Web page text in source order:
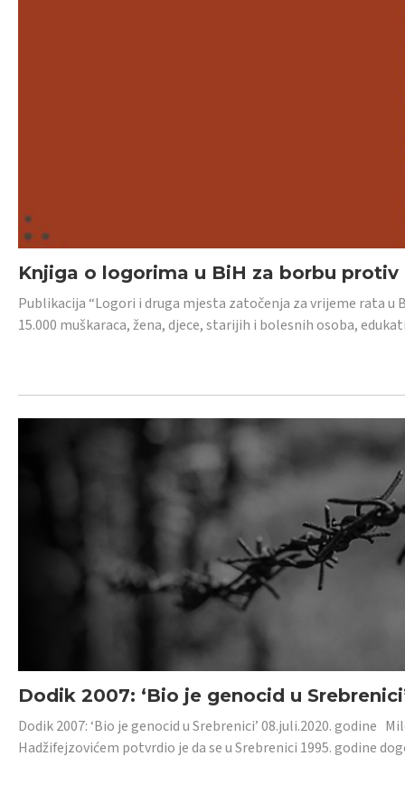
Knjiga o logorima u BiH za borbu
Publikacija “Logori i druga mjesta zatočenja za vrijeme rata u
15.000 muškaraca, žena, djece, starijih i bolesnih osoba,
Dodik 2007: ‘Bio je genocid u
Dodik 2007: ‘Bio je genocid u Srebrenici’ 08.juli.2020. godine
Hadžifejzovićem potvrdio je da se u Srebrenici 1995. godine